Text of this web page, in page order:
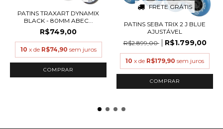
PATINS TRAXART DYNAMIX
BLACK - 80MM ABEC...
R$749,00
10 x de R$74,90 sem juros
COMPRAR
FRETE GRÁTIS
PATINS SEBA TRIX 2 J BLUE
AJUSTÁVEL
R$2.899,00
R$1.799,00
10 x de R$179,90 sem juros
COMPRAR